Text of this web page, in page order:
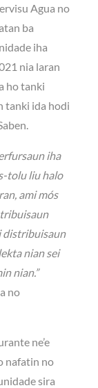
Agua no
ba
iha
nia laran
ho tanki
tanki ida hodi
iha
tolu liu halo
ami mós
distribuisaun
nian sei
nian.”
no
ne’e
nafatin no
sira